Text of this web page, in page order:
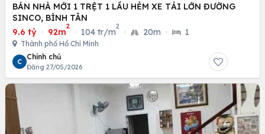
BÁN NHÀ MỚI 1 TRỆT 1 LẦU HẺM XE TẢI LỚN ĐƯỜNG
SINCO, BÌNH TÂN
9.6 tỷ · 92m
2
· 104 tr/m
2
· 20m · 1
Thành phố Hồ Chí Minh
C
Chính chủ
Đăng 27/05/2026